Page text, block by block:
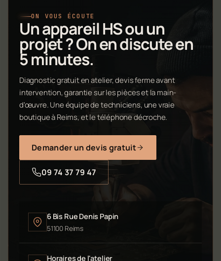
ON VOUS ÉCOUTE
Un appareil HS ou un
projet ? On en discute en
5 minutes.
Diagnostic gratuit en atelier, devis ferme avant
intervention, garantie sur les pièces et la main-
d'œuvre. Une équipe de techniciens, une vraie
boutique à Reims, et le téléphone décroche.
Demander un devis gratuit
09 74 37 79 47
6 Bis Rue Denis Papin
51100 Reims
Horaires de l'atelier